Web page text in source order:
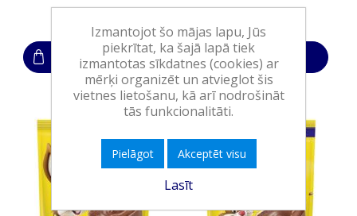
3,30€
Ielikt grozā
1,45€
Ielikt grozā
Izmantojot šo mājas lapu, Jūs
piekrītat, ka šajā lapā tiek
izmantotas sīkdatnes (cookies) ar
mērķi organizēt un atvieglot šis
vietnes lietošanu, kā arī nodrošināt
tās funkcionalitāti.
Pielāgot Akceptēt visu
Lasīt